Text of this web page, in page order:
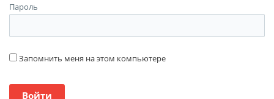
Пароль
Запомнить меня на этом компьютере